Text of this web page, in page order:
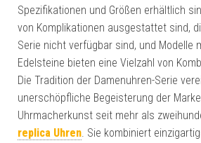
Spezifikationen und Größen erhältlich
von Komplikationen ausgestattet sind,
Serie nicht verfügbar sind, und Modelle
Edelsteine ​​bieten eine Vielzahl von
Die Tradition der Damenuhren-Serie
unerschöpfliche Begeisterung der
Uhrmacherkunst seit mehr als
replica Uhren. Sie kombiniert